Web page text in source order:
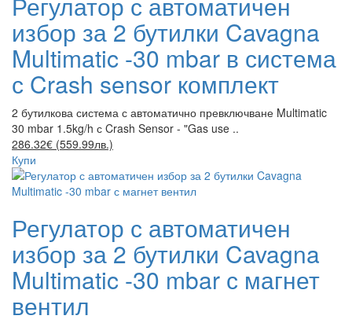
избор за 2 бутилки Cavagna
Multimatic -30 mbar в система
с Crash sensor комплект
2 бутилкова система с автоматично превключване Multimatic
30 mbar 1.5kg/h с Crash Sensor - "Gas use ..
286.32€ (559.99лв.)
Купи
Регулатор с автоматичен
избор за 2 бутилки Cavagna
Multimatic -30 mbar с магнет
вентил